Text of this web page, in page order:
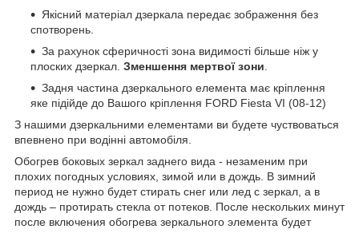
Якісний матеріал дзеркала передає зображення без
спотворень.
За рахунок сферичності зона видимості більше ніж у
плоских дзеркал. Зменшення мертвої зони
Задня частина дзеркального елемента має кріплення
яке підійде до Вашого кріплення FORD Fiesta VI (08-12)
З нашими дзеркальними елементами ви будете чуствоваться
впевнено при водінні автомобіля.
Обогрев боковых зеркал заднего вида - незаменим при
плохих погодных условиях, зимой или в дождь. В зимний
период не нужно будет стирать снег или лед с зеркал, а в
дождь – протирать стекла от потеков. После нескольких минут
после включения обогрева зеркального элемента будет